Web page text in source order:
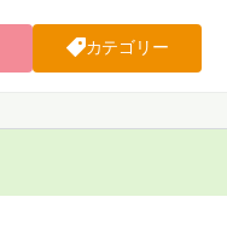
カテゴリー